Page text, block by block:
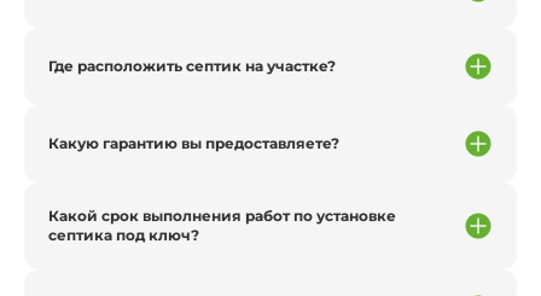
Где расположить септик на участке?
Какую гарантию вы предоставляете?
Какой срок выполнения работ по установке
септика под ключ?